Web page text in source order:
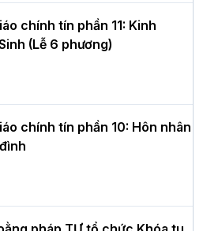
cử làm tân
Nghệ An
Tùng tái đắc
thành phố Hải
2031
chính tín phần 11: Kinh
(Lễ 6 phương)
chính tín phần 10: Hôn nhân